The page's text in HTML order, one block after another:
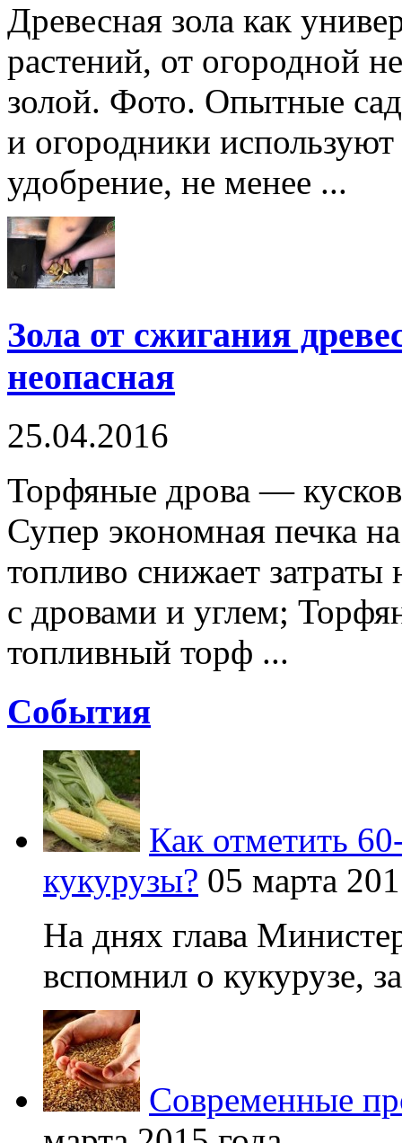
Древесная зола как
растений, от огородной
золой. Фото. Опытные
и огородники
удобрение, не менее ...
Зола от сжигания
неопасная
25.04.2016
Торфяные дрова —
Супер экономная печка
топливо снижает
с дровами и углем;
топливный торф ...
Cобытия
Как отметить
кукурузы? 05 марта
На днях глава
вспомнил о кукурузе,
Современные